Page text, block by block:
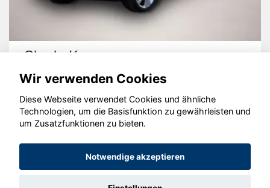
Skoda Karoq
© konjunkturmotor.de GmbH 2020 - 2026
Wir verwenden Cookies
Diese Webseite verwendet Cookies und ähnliche
Technologien, um die Basisfunktion zu gewährleisten und
um Zusatzfunktionen zu bieten.
Notwendige akzeptieren